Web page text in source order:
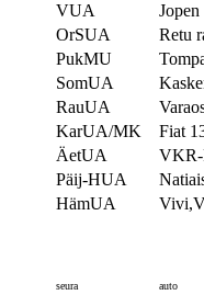
VUA
OrSUA
Retu
PukMU
SomUA
RauUA
KarUA/MK
Fiat
ÄetUA
Päij-HUA
HämUA
seura auto